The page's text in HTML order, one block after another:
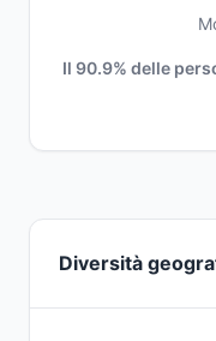
Il 90.9% delle
Diversità